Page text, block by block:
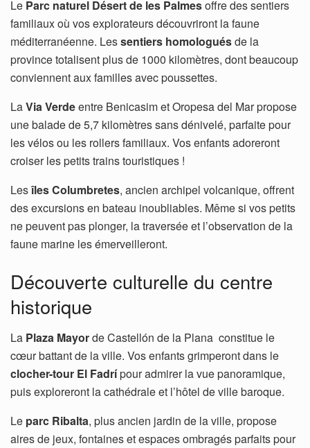
Le Parc naturel Désert de les Palmesoffre des sentiers
familiaux où vos explorateurs découvriront la faune
méditerranéenne. Lessentiers homologuésde la
province totalisent plus de 1000 kilomètres, dont beaucoup
conviennent aux familles avec poussettes.
LaVia Verdeentre Benicasim et Oropesa del Mar propose
une balade de 5,7 kilomètres sans dénivelé, parfaite pour
les vélos ou les rollers familiaux. Vos enfants adoreront
croiser les petits trains touristiques !
Lesîles Columbretes, ancien archipel volcanique, offrent
des excursions en bateau inoubliables. Même si vos petits
ne peuvent pas plonger, la traversée et l’observation de la
faune marine les émerveilleront.
Découverte culturelle du centre
historique
La Plaza Mayorde Castellón de la Plana constitue le
cœur battant de la ville. Vos enfants grimperont dans le
clocher-tour El Fadrípour admirer la vue panoramique,
puis exploreront la cathédrale et l’hôtel de ville baroque.
Le parc Ribalta, plus ancien jardin de la ville, propose
aires de jeux, fontaines et espaces ombragés parfaits pour